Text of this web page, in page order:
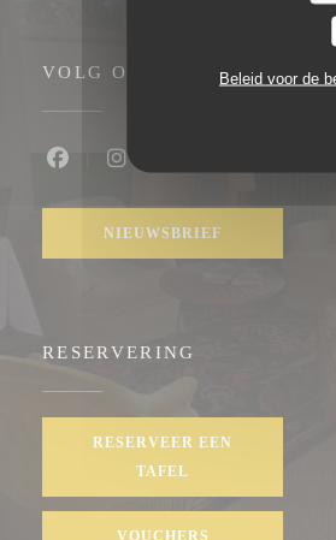
Beleid voor de
VOLG ONS
Facebook ((opent in een nieuw
Instagram ((opent in
NIEUWSBRIEF
RESERVERING
RESERVEER EEN
TAFEL
VOUCHERS